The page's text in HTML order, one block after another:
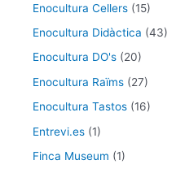
Enocultura Cellers (15)
Enocultura Didàctica (43)
Enocultura DO's (20)
Enocultura Raïms (27)
Enocultura Tastos (16)
Entrevi.es (1)
Finca Museum (1)